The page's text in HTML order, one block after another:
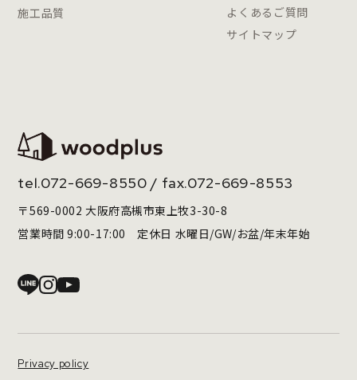
施工品質
よくあるご質問
サイトマップ
tel.072-669-8550 / fax.072-669-8553
〒569-0002 大阪府高槻市東上牧3-30-8
営業時間 9:00-17:00 定休日 水曜日/GW/お盆/年末年始
Privacy policy